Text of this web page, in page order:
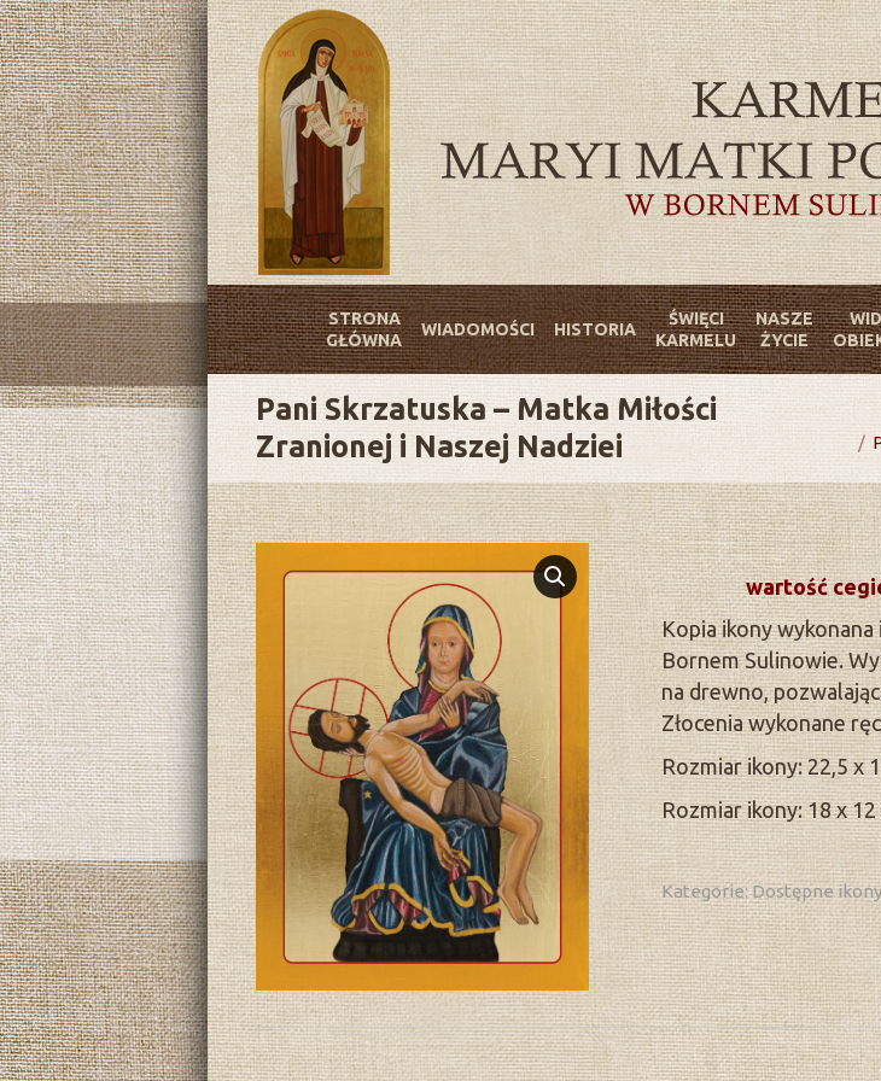
STRONA
GŁÓWNA
WIADOMOŚCI HISTORIA
ŚWIĘCI
KARMELU
NASZE
ŻYCIE
Pani Skrzatuska – Matka Miłości
Zranionej i Naszej Nadziei
You
wartość
Kopia ikony
Bornem Sulinowie.
na drewno,
Złocenia wykonane
Rozmiar ikony: 22,5 x
Rozmiar ikony: 18 x 12
Kategorie:Dostępne ikony